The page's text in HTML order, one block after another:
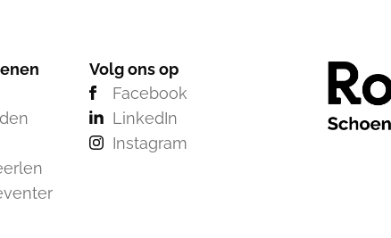
Volg ons op
Facebook
LinkedIn
Instagram